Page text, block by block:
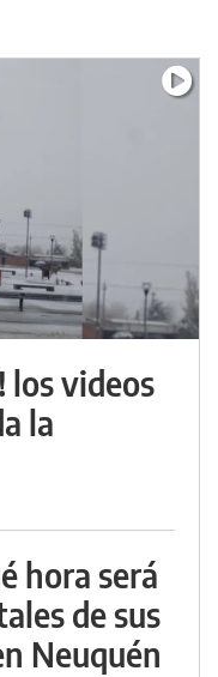
los videos
la
hora será
de sus
Neuquén